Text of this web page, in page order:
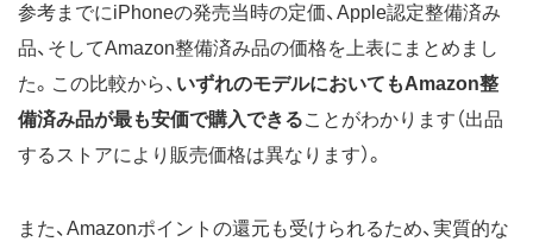
参考までにiPhoneの発売当時の定価、Apple認定整備済み
品、そしてAmazon整備済み品の価格を上表にまとめまし
た。この比較から、 いずれのモデルにおいてもAmazon整
備済み品が最も安価で購入できることがわかります（出品
するストアにより販売価格は異なります）。
また、Amazonポイントの還元も受けられるため、実質的な